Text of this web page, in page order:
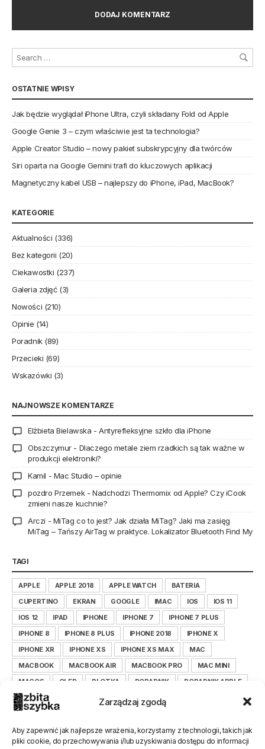
Zarządzaj zgodą
Aby zapewnić jak najlepsze wrażenia, korzystamy z technologii, takich jak
pliki cookie, do przechowywania i/lub uzyskiwania dostępu do informacji
OSTATNIE WPISY
Jak będzie wyglądał iPhone Ultra, czyli składany Fold od Apple
Google Genie 3 – czym właściwie jest ta technologia?
Apple Creator Studio – nowy pakiet subskrypcyjny dla twórców
Siri oparta na Google Gemini trafi do kluczowych aplikacji
Magnetyczny kabel USB – najlepszy do iPhone, iPad, MacBook?
KATEGORIE
Aktualności (336)
Bez kategorii (20)
Ciekawostki (237)
Galeria zdjęć(3)
Nowości (210)
Opinie (14)
Poradnik(89)
Przecieki (69)
Wskazówki (3)
NAJNOWSZE KOMENTARZE
Elżbieta Bielawska -Antyrefleksyjne szkło dla iPhone
Obszczymur- Dlaczego metale ziem rzadkich są tak ważne w
produkcji elektroniki?
Kamil - Mac Studio – opinie
pozdro Przemek- Nadchodzi Thermomix od Apple? Czy iCook
zmieni nasze kuchnie?
Arczi - MiTag co to jest? Jak działa MiTag? Jaki ma zasięg
MiTag – Tańszy AirTag w praktyce. Lokalizator Bluetooth Find My
TAGI
APPLE APPLE 2018 APPLE WATCH
BATERIA
CUPERTINO
EKRAN GOOGLE IMAC IOS
IOS 11
IOS 12
IPAD IPHONE IPHONE 7
IPHONE 7 PLUS
IPHONE 8
IPHONE 8 PLUS IPHONE 2018
IPHONE X
IPHONE XR
IPHONE XS IPHONE XS MAX
MAC
MACBOOK
MACBOOK AIR MACBOOK PRO
MAC MINI
MACOS
OLED PLOTKA PORADNIK
PORADNIK APPLE
PORADNIK IOS
PORADNIK IPHONE
PORADNIK ZBITASZYBKA.PL
SMARTFON
TIM COOK WYŚWIETLACZ
XIAOMI
XIAOMILEPSZE
XIAOMI POLSKA ZBITASZYBKA